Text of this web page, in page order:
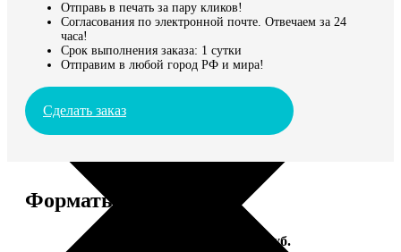
Отправь в печать за пару кликов!
Согласования по электронной почте. Отвечаем за 24
часа!
Срок выполнения заказа: 1 сутки
Отправим в любой город РФ и мира!
Сделать заказ
Форматы и цены
Цена, руб.